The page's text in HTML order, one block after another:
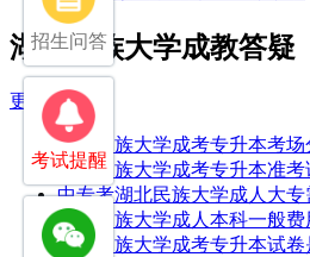
湖北民族大学成教答疑
更多>>
湖北民族大学成考专升本考场
湖北民族大学成考专升本准
中专考湖北民族大学成人大
湖北民族大学成人本科一般
湖北民族大学成考专升本试
招生问答
考试提醒